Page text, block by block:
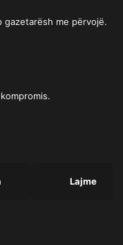
gazetarësh me përvojë.
Lajme